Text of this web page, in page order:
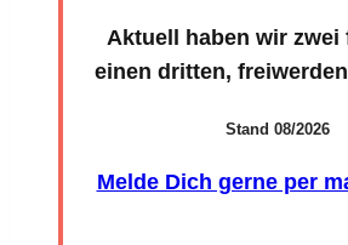
Aktuell haben wir zwei
einen dritten,
Stand 08/2026
Melde Dich gerne per